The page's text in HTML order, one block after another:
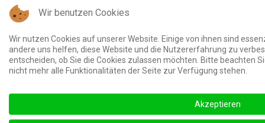
Wir benutzen Cookies
Wir nutzen Cookies auf unserer Website. Einige von ihnen sind
andere uns helfen, diese Website und die Nutzererfahrung zu
entscheiden, ob Sie die Cookies zulassen möchten. Bitte beachten
nicht mehr alle Funktionalitäten der Seite zur Verfügung stehen.
Akzeptieren